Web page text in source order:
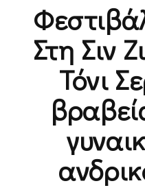
Στη Σιν
Τόνι